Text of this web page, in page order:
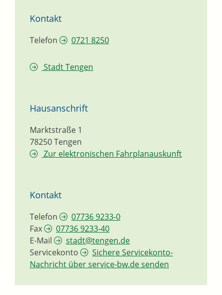
Kontakt
Telefon 0721 8250
Stadt Tengen
Hausanschrift
Marktstraße 1
78250Tengen
Zur elektronischen Fahrplanauskunft
Kontakt
Telefon
07736 9233-0
Fax
07736 9233-40
E-Mail
stadt@tengen.de
Servicekonto
Sichere Servicekonto-
Nachricht über service-bw.de senden